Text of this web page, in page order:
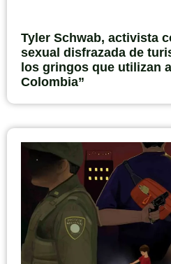
Tyler Schwab, activista
sexual disfrazada de
los gringos que utilizan
Colombia”